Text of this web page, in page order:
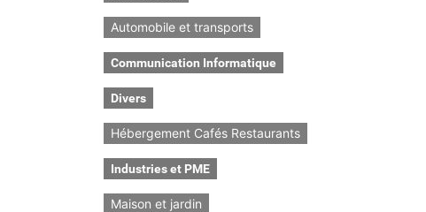
Automobile et transports
Communication Informatique
Divers
Hébergement Cafés Restaurants
Industries et PME
Maison et jardin